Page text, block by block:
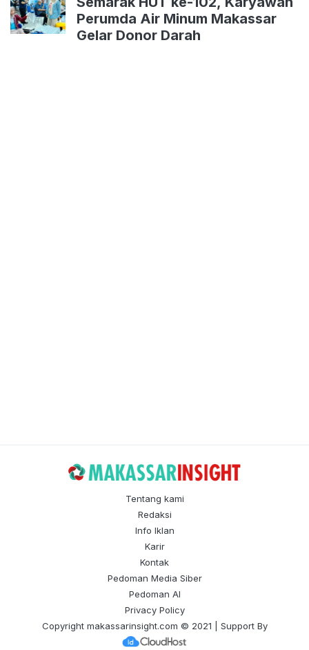
Perumda Air Minum Makassar
Gelar Donor Darah
Tentang kami
Redaksi
Info Iklan
Karir
Kontak
Pedoman Media Siber
Pedoman AI
Privacy Policy
Copyright makassarinsight.com © 2021 | Support By